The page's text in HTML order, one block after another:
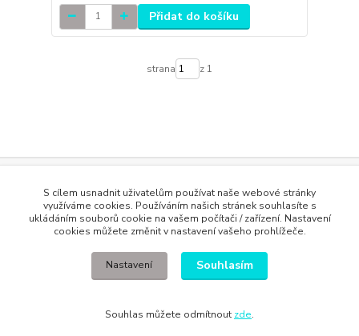
Přidat do košíku
strana z 1
Evidence Tržeb
Podle zákona o evidenci tržeb je prodávající povinen vystavit
kupujícímu účtenku. Zároveň je povinen zaevidovat přijatou tržbu u
správce daně online; v případě technického výpadku pak nejpozději do
S cílem usnadnit uživatelům používat naše webové stránky
využíváme cookies. Používáním našich stránek souhlasíte s
ukládáním souborů cookie na vašem počítači / zařízení. Nastavení
cookies můžete změnit v nastavení vašeho prohlížeče.
Nastavení Souhlasím
Souhlas můžete odmítnout zde.